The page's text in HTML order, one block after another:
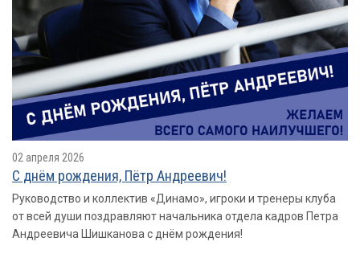
02 апреля 2026
С днём рождения, Пётр Андреевич!
Руководство и коллектив «Динамо», игроки и тренеры клуба
от всей души поздравляют начальника отдела кадров Петра
Андреевича Шишканова с днём рождения!